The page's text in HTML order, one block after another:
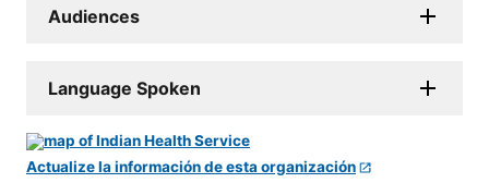
Audiences
Language Spoken
Actualize la información de esta organización